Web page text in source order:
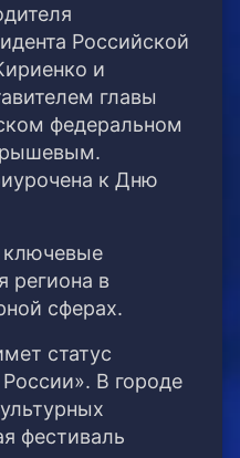
Российской
и
главы
федеральном
к Дню
ключевые
региона в
сферах.
статус
В городе
фестиваль